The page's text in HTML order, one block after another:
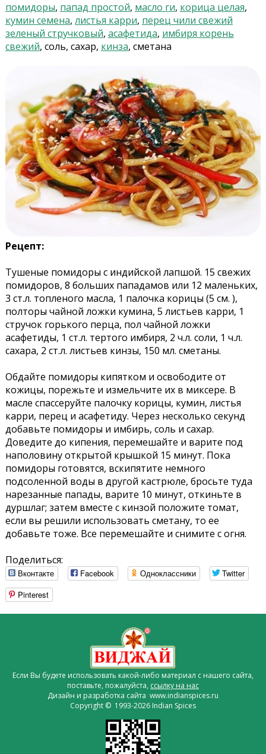
помидоры, папад простой, масло ги, корица целая,
кумин семена, листья карри, перец чили свежий
зеленый стручковый, асафетида, имбиря корень
свежий, соль, сахар, кинза, сметана
Рецепт:
Тушеные помидоры с индийской лапшой. 15 свежих
помидоров, 8 больших пападамов или 12 маленьких,
3 ст.л. топленого масла, 1 палочка корицы (5 см. ),
полторы чайной ложки кумина, 5 листьев карри, 1
стручок горького перца, пол чайной ложки
асафетиды, 1 ст.л. тертого имбиря, 2 ч.л. соли, 1 ч.л.
сахара, 2 ст.л. листьев кинзы, 150 мл. сметаны.
Обдайте помидоры кипятком и освободите от
кожицы, порежьте и измельчите их в миксере. В
масле спассеруйте палочку корицы, кумин, листья
карри, перец и асафетиду. Через несколько секунд
добавьте помидоры и имбирь, соль и сахар.
Доведите до кипения, перемешайте и варите под
наполовину открытой крышкой 15 минут. Пока
помидоры готовятся, вскипятите немного
подсоленной воды в другой кастрюле, бросьте туда
нарезанные папады, варите 10 минут, откиньте в
дуршлаг; затем вместе с кинзой положите томат,
если вы решили использовать сметану, то ее
добавьте тоже. Все перемешайте и снимите с огня.
Поделиться:
Вконтакте Facebook Одноклассники
Twitter
Pinterest
Если Вы будете использовать какой-либо материал с нашего сайта,
поставьте, пожалуйста, ссылку на нас
Дизайн и разработка сайта www.indianspices.ru
Copyright © 1993-2026 Indian Spices